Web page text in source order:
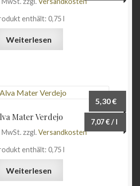
enthält: 0,75 l
Weiterlesen
Mater Verdejo
5,30€
7,07€/
MwSt. zzgl.Versandkosten
enthält: 0,75 l
Weiterlesen